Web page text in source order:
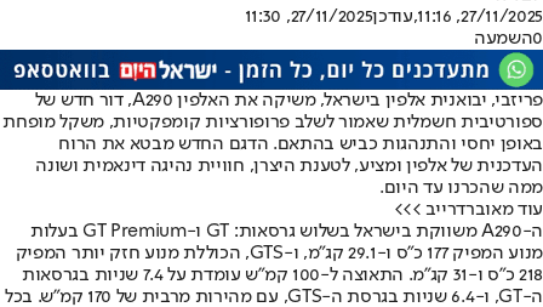
27/11/2025, 11:16
,עודכן27/11/2025, 11:30
0השמעה
פריזבי, יבואנית אלפין בישראל, משיקה את האלפין A290, דור חדש של
ספורטיבית חשמלית שאמור לשלב פרופורציות קומפקטיות, משקל מופחת
באופן יחסי והתנהגות כביש בהתאם. הדגם החדש מבטא את הרוח
העדכנית של אלפין ומציע, לטענת היצרן, חוויית נהיגה דינאמית ושונה
ממה שהכרנו עד היום.
עוד מאוברדרייב >>>
ה-A290 משווקת בישראל בשלוש גרסאות: GT ו-GT Premium בעלות
מנוע המפיק 177 כ”ס ו-29.1 קג״מ, ו-GTS, הכוללת מנוע חזק יותר המפיק
218 כ”ס ו-31 קג״מ. התאוצה ל-100 קמ״ש עומדת על 7.4 שניות בגרסאות
ה-GT, ו-6.4 שניות בגרסת ה-GTS, עם מהירות מרבית של 170 קמ״ש. בכל